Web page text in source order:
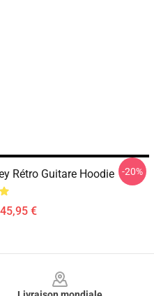
Rétro Guitare Hoodie
€
-20%